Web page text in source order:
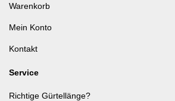
Warenkorb
Mein Konto
Kontakt
Service
Richtige Gürtellänge?